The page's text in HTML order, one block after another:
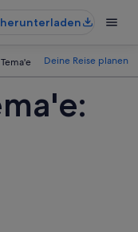
Deine Reise planen